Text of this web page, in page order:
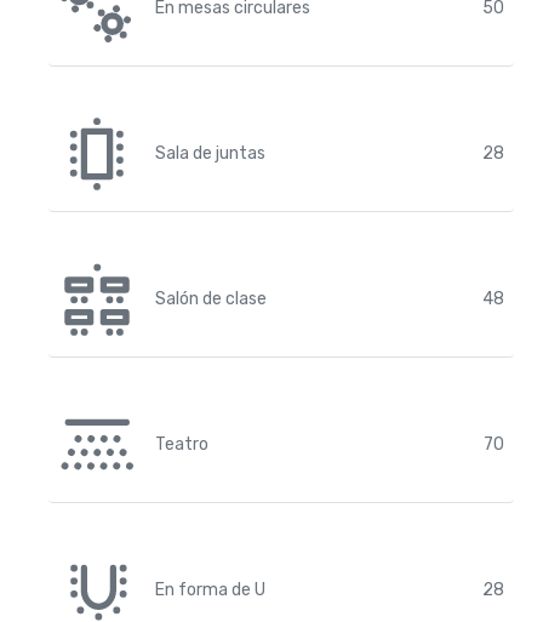
En mesas circulares 50
Sala de juntas 28
Salón de clase 48
Teatro 70
En forma de U 28